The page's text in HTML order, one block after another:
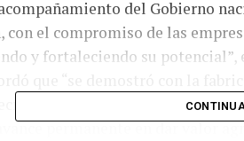
del Gobierno
con el compromiso de las
y fortaleciendo su
instalada en la
avance permanente en dar valor